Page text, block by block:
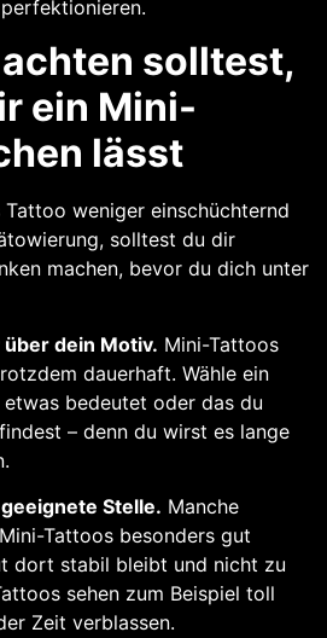
solltest,
ein Mini-
lässt
weniger einschüchternd
solltest du dir
machen, bevor du dich unter
dein Motiv. Mini-Tattoos
dauerhaft. Wähle ein
bedeutet oder das du
– denn du wirst es lange
Stelle. Manche
Tattoos besonders gut
dort stabil bleibt und nicht zu
sehen zum Beispiel toll
Zeit verblassen.